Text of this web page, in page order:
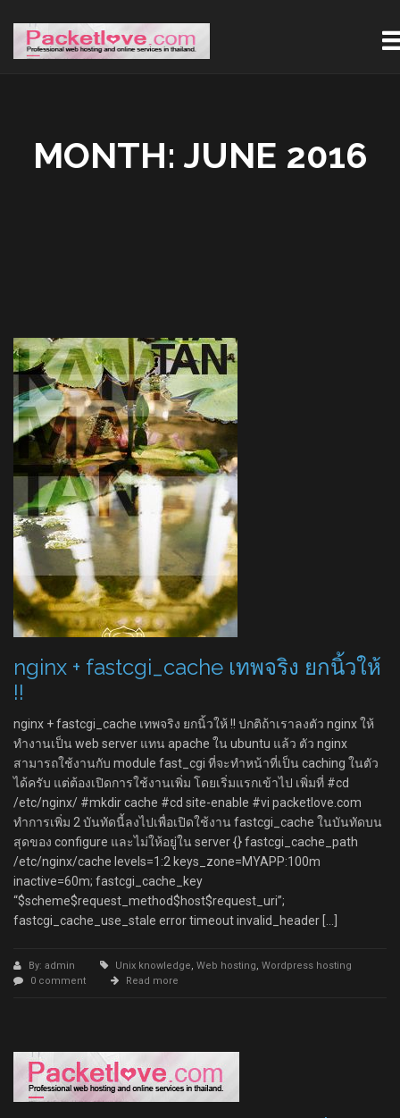
MONTH: JUNE 2016
nginx + fastcgi_cache เทพจริง ยกนิ้วให้
!!
nginx + fastcgi_cache เทพจริง ยกนิ้วให้ !! ปกติถ้าเราลงตัว nginx ให้
ทำงานเป็น web server แทน apache ใน ubuntu แล้ว ตัว nginx
สามารถใช้งานกับ module fast_cgi ที่จะทำหน้าที่เป็น caching ในตัว
ได้ครับ แต่ต้องเปิดการใช้งานเพิ่ม โดยเริ่มแรกเข้าไป เพิ่มที่ #cd
/etc/nginx/ #mkdir cache #cd site-enable #vi packetlove.com
ทำการเพิ่ม 2 บันทัดนี้ลงไปเพื่อเปิดใช้งาน fastcgi_cache ในบันทัดบน
สุดของ configure และไม่ให้อยู่ใน server {} fastcgi_cache_path
/etc/nginx/cache levels=1:2 keys_zone=MYAPP:100m
inactive=60m; fastcgi_cache_key
“$scheme$request_method$host$request_uri”;
fastcgi_cache_use_stale error timeout invalid_header […]
By: admin Unix knowledge, Web hosting, Wordpress hosting
0 comment
Read more